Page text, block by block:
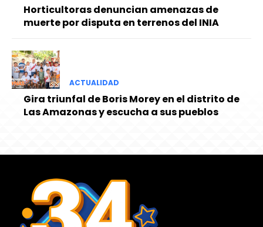
Horticultoras denuncian amenazas de
muerte por disputa en terrenos del INIA
ACTUALIDAD
Gira triunfal de Boris Morey en el distrito de
Las Amazonas y escucha a sus pueblos